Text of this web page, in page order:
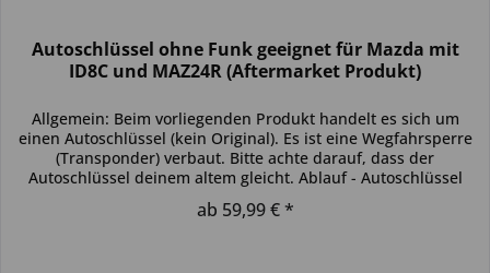
Autoschlüssel ohne Funk geeignet für Mazda mit
ID8C und MAZ24R (Aftermarket Produkt)
Allgemein: Beim vorliegenden Produkt handelt es sich um
einen Autoschlüssel (kein Original). Es ist eine Wegfahrsperre
(Transponder) verbaut. Bitte achte darauf, dass der
Autoschlüssel deinem altem gleicht. Ablauf - Autoschlüssel
ab 59,99 € *